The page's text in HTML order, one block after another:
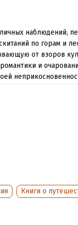
наблюдений,
по горам и
от взоров
и
а с нею тот
(29 ноября (11
свыше 300 работ,
переведены на
Книги о